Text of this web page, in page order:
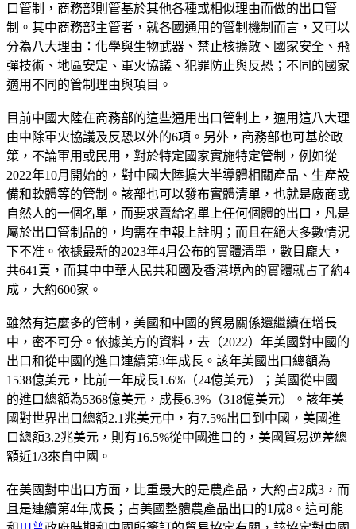
口管制，商務部則管基於其他各種或相似理由而做的出口管
制。其中商務部主管者，就各國通用的管制機制而言，又可以
分為八大理由：化學與生物武器、禁止核擴散、國家安全、飛
彈技術、地區安定、軍火協議、犯罪防止與反恐；不同的國家
適用不同的管制理由與項目。
目前中國大陸在商務部的這些通用出口管制上，適用這八大理
由中除軍火協議及反恐以外的6項。另外，商務部也可基於政
策，不論軍用或民用，對於特定國家實施特定管制，例如從
2022年10月開始的，對中國大陸擴大半導體相關產品、生產設
備和軟體等的管制。該部也可以發布實體清單，也就是廠商或
自然人的一個名單，而要求賣給名單上任何個體的出口，凡是
屬於出口管制品的，均需在申報上註明；而且在絕大多數情況
下不准。依據最新的2023年4月公布的實體清單，數目龐大，
共641頁，而其中中華人民共和國及香港境內的實體就占了約4
成，大約600家。
雖然有這麼多的管制，美國和中國的貿易關係還繼續在增長
中，密不可分。依據美方的資料，去（2022）年美國對中國的
出口和從中國的進口連續第3年成長。該年美國出口總額為
1538億美元，比前一年成長1.6%（24億美元）；美國從中國
的進口總額為5368億美元，成長6.3%（318億美元）。該年美
國對世界出口總額2.1兆美元中，有7.5%出口到中國，美國進
口總額3.2兆美元，則有16.5%從中國進口的，美國貿易逆差總
額近1/3來自中國。
在美國對中出口方面，比重最大的是農產品，大約占2成3，而
且是連續第4年成長；占美國整體農產品出口的1成8。這可能